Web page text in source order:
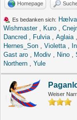
Homepage
Es bedanken sich:
Wishmaster, Kuro ,
Dancred , Fulvia, Aglaia,
Hernes_Son , Violetta,
Gast aro , Modiv , Nino ,
Northern , Yule
Weiser Narr